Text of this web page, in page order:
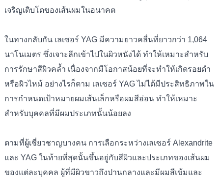
เจริญเติบโตของเส้นผมในอนาคต
ในทางกลับกัน เลเซอร์ YAG มีความยาวคลื่นที่ยาวกว่า 1,064
นาโนเมตร ซึ่งเจาะลึกเข้าไปในผิวหนังได้ ทำให้เหมาะสำหรับ
การรักษาสีผิวคล้ำ เนื่องจากมีโอกาสน้อยที่จะทำให้เกิดรอยดำ
หรือผิวไหม้ อย่างไรก็ตาม เลเซอร์ YAG ไม่ได้มีประสิทธิภาพใน
การกำหนดเป้าหมายผมเส้นเล็กหรือผมสีอ่อน ทำให้เหมาะ
สำหรับบุคคลที่มีผมประเภทนั้นน้อยลง
ตามที่ผู้เชี่ยวชาญบางคน การเลือกระหว่างเลเซอร์ Alexandrite
และ YAG ในท้ายที่สุดนั้นขึ้นอยู่กับสีผิวและประเภทของเส้นผม
ของแต่ละบุคคล ผู้ที่มีผิวขาวถึงปานกลางและมีผมสีเข้มและ